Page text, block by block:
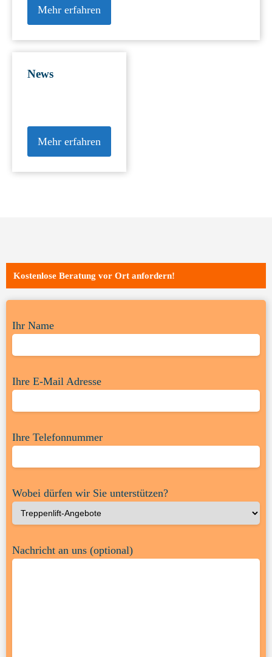
Mehr erfahren
News
Mehr erfahren
Kostenlose Beratung vor Ort anfordern!
Ihr Name
Ihre E-Mail Adresse
Ihre Telefonnummer
Wobei dürfen wir Sie unterstützen?
Nachricht an uns (optional)